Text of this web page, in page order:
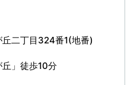
二丁目324番1(地番)
」徒歩10分